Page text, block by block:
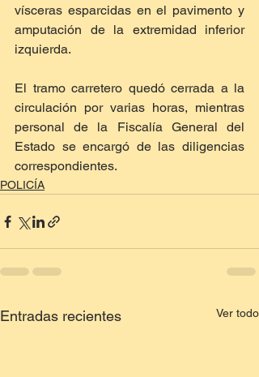
vísceras esparcidas en el pavimento y
amputación de la extremidad inferior
izquierda.
El tramo carretero quedó cerrada a la
circulación por varias horas, mientras
personal de la Fiscalía General del
Estado se encargó de las diligencias
correspondientes.
POLICÍA
Entradas recientes Ver todo